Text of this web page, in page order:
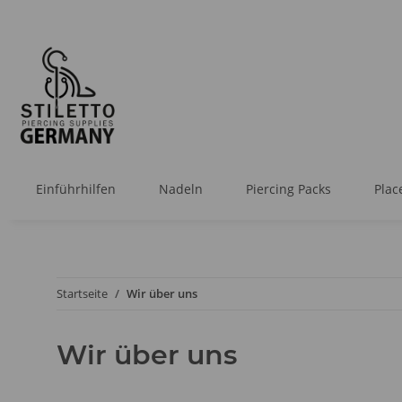
Einführhilfen Nadeln Piercing Packs
Startseite Wir über uns
Wir über uns